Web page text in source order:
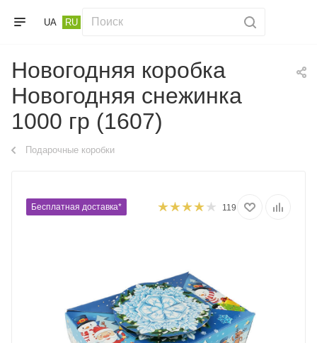
UA RU
Новогодняя коробка
Новогодняя снежинка
1000 гр (1607)
Подарочные коробки
Бесплатная доставка* 119